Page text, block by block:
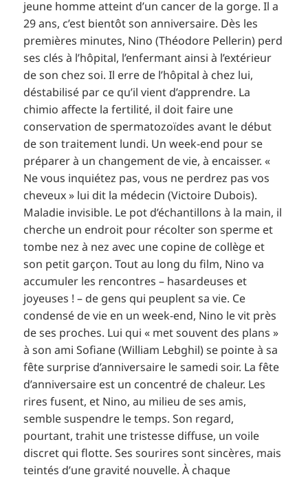
jeune homme atteint d’un cancer de la gorge. Il a
29 ans, c’est bientôt son anniversaire. Dès les
premières minutes, Nino (Théodore Pellerin) perd
ses clés à l’hôpital, l’enfermant ainsi à l’extérieur
de son chez soi. Il erre de l’hôpital à chez lui,
déstabilisé par ce qu’il vient d’apprendre. La
chimio affecte la fertilité, il doit faire une
conservation de spermatozoïdes avant le début
de son traitement lundi. Un week-end pour se
préparer à un changement de vie, à encaisser. «
Ne vous inquiétez pas, vous ne perdrez pas vos
cheveux » lui dit la médecin (Victoire Dubois).
Maladie invisible. Le pot d’échantillons à la main, il
cherche un endroit pour récolter son sperme et
tombe nez à nez avec une copine de collège et
son petit garçon. Tout au long du film, Nino va
accumuler les rencontres – hasardeuses et
joyeuses ! – de gens qui peuplent sa vie. Ce
condensé de vie en un week-end, Nino le vit près
de ses proches. Lui qui « met souvent des plans »
à son ami Sofiane (William Lebghil) se pointe à sa
fête surprise d’anniversaire le samedi soir. La fête
d’anniversaire est un concentré de chaleur. Les
rires fusent, et Nino, au milieu de ses amis,
semble suspendre le temps. Son regard,
pourtant, trahit une tristesse diffuse, un voile
discret qui flotte. Ses sourires sont sincères, mais
teintés d’une gravité nouvelle. À chaque